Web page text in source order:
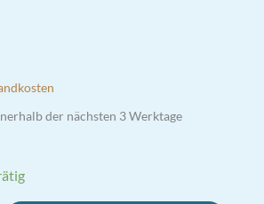
€. der nächsten 3 Werktage